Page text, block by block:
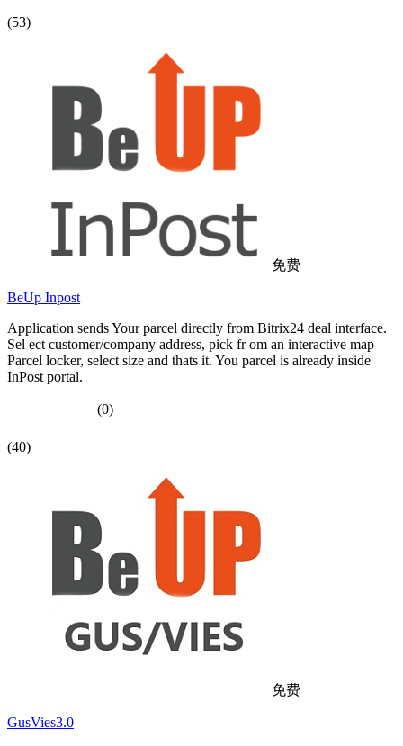
(53)
免费
BeUp Inpost
Application sends Your parcel directly from Bitrix24 deal interface.
Sel ect customer/company address, pick fr om an interactive map
Parcel locker, select size and thats it. You parcel is already inside
InPost portal.
(0)
(40)
免费
GusVies3.0